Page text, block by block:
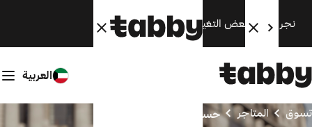
نجري الآن بعض التغييرات. سنعود قريبًا.
العربية
تسوق المتاجر حسن للبصريات